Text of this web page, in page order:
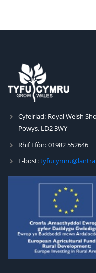
Cyfeiriad: Royal Welsh
Powys, LD2 3WY
Rhif Ffôn:01982 552646
E-bost: